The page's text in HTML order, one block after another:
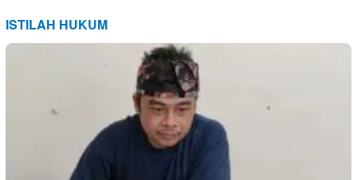
ISTILAH HUKUM